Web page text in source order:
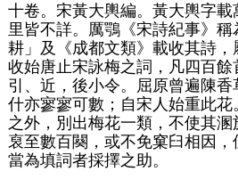
十卷。宋黃大輿編。黃大輿字
里皆不詳。厲鶚《宋詩紀事》
耕」及《成都文類》載收其詩
收始唐止宋詠梅之詞，凡四百
引、近，後小令。屈原曾遍陳
什亦寥寥可數；自宋人始重此
之外，別出梅花一類，不使其
裒至數百闋，或不免窠臼相因
當為填詞者採擇之助。